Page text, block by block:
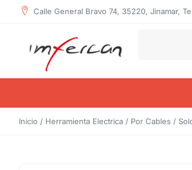
Calle General Bravo 74, 35220, Jinamar,
Inicio / Herramienta Electrica / Por Cables /